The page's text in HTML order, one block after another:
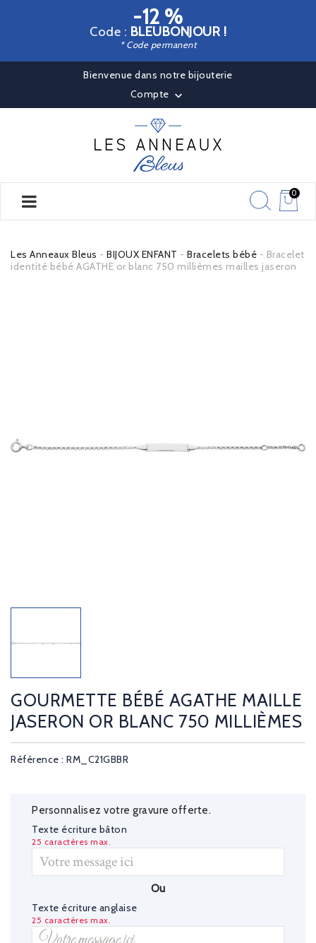
-12 %
Code : BLEUBONJOUR !
* Code permanent
Bienvenue dans notre bijouterie
Compte 
0
Les Anneaux Bleus BIJOUX ENFANT Bracelets bébé
Bracelet
identité bébé AGATHE or blanc 750 millièmes mailles jaseron
GOURMETTE BÉBÉ AGATHE MAILLE
JASERON OR BLANC 750 MILLIÈMES
Référence : RM_C21GBBR
Personnalisez votre gravure offerte.
Texte écriture bâton
25 caractères max.
Ou
Texte écriture anglaise
25 caractères max.